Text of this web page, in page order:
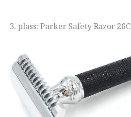
3. plass: Parker Safety Razor 26C